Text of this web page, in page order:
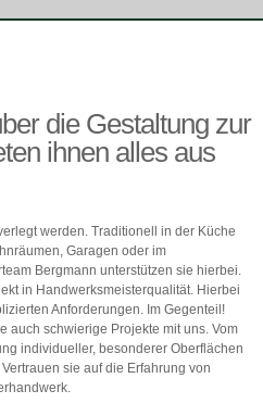
die Gestaltung zur
ihnen alles aus
werden. Traditionell in der Küche
Garagen oder im
Bergmann unterstützen sie hierbei.
in Handwerksmeisterqualität. Hierbei
Anforderungen. Im Gegenteil!
auch schwierige Projekte mit uns. Vom
individueller, besonderer Oberflächen
sie auf die Erfahrung von